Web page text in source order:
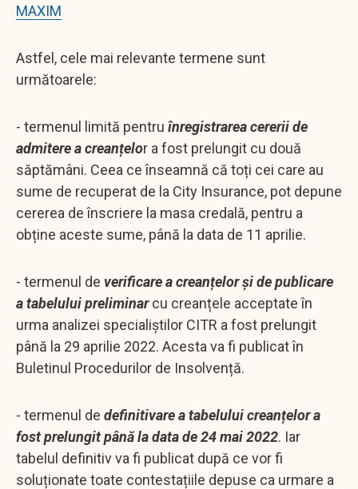
MAXIM
Astfel, cele mai relevante termene sunt
următoarele:
- termenul limită pentru înregistrarea cererii de
admitere a creanțelor a fost prelungit cu două
săptămâni. Ceea ce înseamnă că toți cei care au
sume de recuperat de la City Insurance, pot depune
cererea de înscriere la masa credală, pentru a
obține aceste sume, până la data de 11 aprilie.
- termenul de verificare a creanțelor și de publicare
a tabelului preliminarcu creanțele acceptate în
urma analizei specialiștilor CITR a fost prelungit
până la 29 aprilie 2022. Acesta va fi publicat în
Buletinul Procedurilor de Insolvență.
- termenul de definitivare a tabelului creanțelor a
fost prelungit până la data de 24 mai 2022. Iar
tabelul definitiv va fi publicat după ce vor fi
soluționate toate contestațiile depuse ca urmare a